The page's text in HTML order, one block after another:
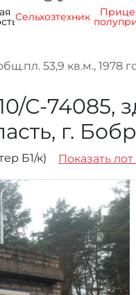
Сельхозтехника
53,9 кв.м., 1978
С-74085,
г.
Б1/к) Показать